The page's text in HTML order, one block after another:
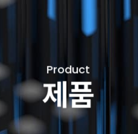
Product
제품